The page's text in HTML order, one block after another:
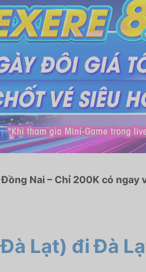
Nai – Chỉ 200K có
Lạt) đi Đà